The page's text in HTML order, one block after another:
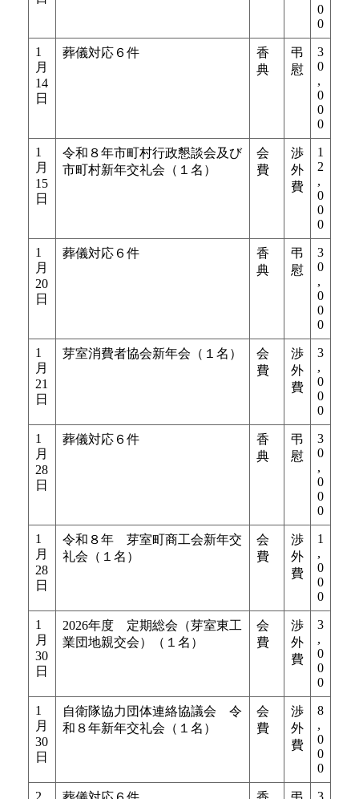
0
0
1
月
14
日
葬儀対応６件
香
典
弔
慰
3
0
,
0
0
0
1
月
15
日
令和８年市町村行政懇談会及び
市町村新年交礼会（１名）
会
費
渉
外
費
1
2
,
0
0
0
1
月
20
日
葬儀対応６件
香
典
弔
慰
3
0
,
0
0
0
1
月
21
日
芽室消費者協会新年会（１名）
会
費
渉
外
費
3
,
0
0
0
1
月
28
日
葬儀対応６件
香
典
弔
慰
3
0
,
0
0
0
1
月
28
日
令和８年 芽室町商工会新年交
礼会（１名）
会
費
渉
外
費
1
,
0
0
0
1
月
30
日
2026年度 定期総会（芽室東工
業団地親交会）（１名）
会
費
渉
外
費
3
,
0
0
0
1
月
30
日
自衛隊協力団体連絡協議会 令
和８年新年交礼会（１名）
会
費
渉
外
費
8
,
0
0
0
2 3